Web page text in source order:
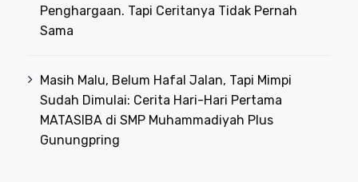
Penghargaan. Tapi Ceritanya Tidak Pernah
Sama
Masih Malu, Belum Hafal Jalan, Tapi Mimpi
Sudah Dimulai: Cerita Hari-Hari Pertama
MATASIBA di SMP Muhammadiyah Plus
Gunungpring